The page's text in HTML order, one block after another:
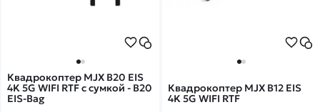
Квадрокоптер MJX B20 EIS
4K 5G WIFI RTF с сумкой - B20
EIS-Bag
Квадрокоптер MJX B12 EIS
4K 5G WIFI RTF